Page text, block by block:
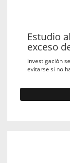
Estudio
exceso
Investigación
evitarse si no